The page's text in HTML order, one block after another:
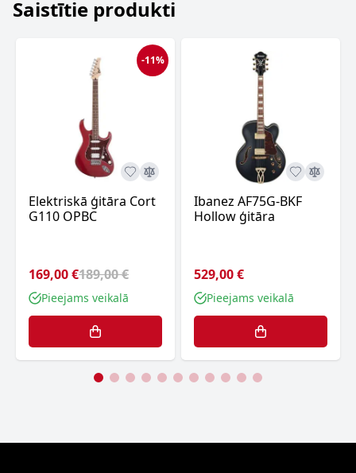
Saistītie produkti
-11%
Elektriskā ģitāra Cort
G110 OPBC
169,00 €189,00 €
Pieejams veikalā
Ibanez AF75G-BKF
Hollow ģitāra
529,00 €
Pieejams veikalā